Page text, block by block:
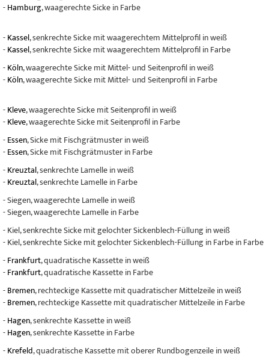
-Hamburg, waagerechte Sicke in Farbe
-Kassel, senkrechte Sicke mit waagerechtem Mittelprofil in weiß
-Kassel, senkrechte Sicke mit waagerechtem Mittelprofil in Farbe
-Köln, waagerechte Sicke mit Mittel- und Seitenprofil in weiß
-Köln, waagerechte Sicke mit Mittel- und Seitenprofil in Farbe
-Kleve, waagerechte Sicke mit Seitenprofil in weiß
-Kleve, waagerechte Sicke mit Seitenprofil in Farbe
-Essen, Sicke mit Fischgrätmuster in weiß
-Essen, Sicke mit Fischgrätmuster in Farbe
-Kreuztal, senkrechte Lamelle in weiß
-Kreuztal, senkrechte Lamelle in Farbe
- Siegen, waagerechte Lamelle in weiß
- Siegen, waagerechte Lamelle in Farbe
- Kiel, senkrechte Sicke mit gelochter Sickenblech-Füllung in weiß
- Kiel, senkrechte Sicke mit gelochter Sickenblech-Füllung in Farbe in Farbe
-Frankfurt, quadratische Kassette in weiß
-Frankfurt, quadratische Kassette in Farbe
-Bremen, rechteckige Kassette mit quadratischer Mittelzeile in weiß
-Bremen, rechteckige Kassette mit quadratischer Mittelzeile in Farbe
-Hagen, senkrechte Kassette in weiß
-Hagen, senkrechte Kassette in Farbe
-Krefeld, quadratische Kassette mit oberer Rundbogenzeile in weiß